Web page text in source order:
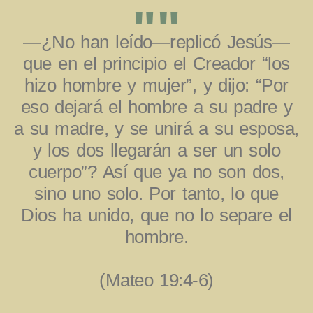
""
—¿No han leído—replicó Jesús—
que en el principio el Creador “los
hizo hombre y mujer”, y dijo: “Por
eso dejará el hombre a su padre y
a su madre, y se unirá a su esposa,
y los dos llegarán a ser un solo
cuerpo”? Así que ya no son dos,
sino uno solo. Por tanto, lo que
Dios ha unido, que no lo separe el
hombre.
(Mateo 19:4-6)